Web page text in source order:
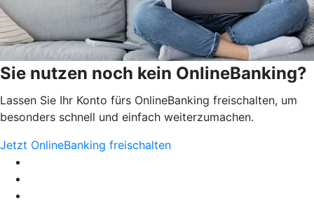
Sie nutzen noch kein OnlineBanking?
Lassen Sie Ihr Konto fürs OnlineBanking freischalten, um
besonders schnell und einfach weiterzumachen.
Jetzt OnlineBanking freischalten